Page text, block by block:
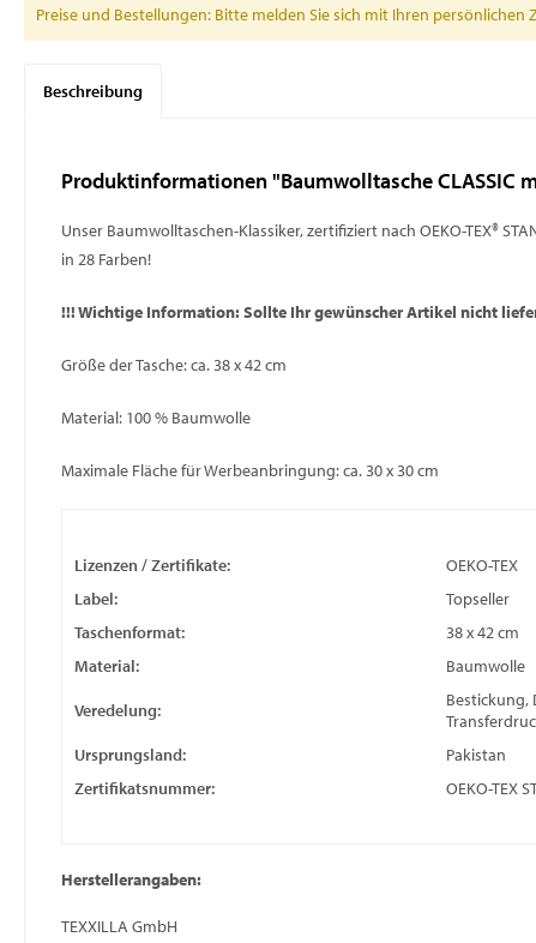
Preise und Bestellungen: Bitte melden Sie sich mit Ihren
Beschreibung
Produktinformationen "Baumwolltasche CLASSIC
Unser Baumwolltaschen-Klassiker, zertifiziert nach OEKO-TEX®
in 28 Farben!
!!! Wichtige Information: Sollte Ihr gewünscher Artikel nicht
Größe der Tasche: ca. 38 x 42 cm
Material: 100 % Baumwolle
Maximale Fläche für Werbeanbringung: ca. 30 x 30 cm
Lizenzen / Zertifikate:
OEKO-TEX
Label:
Topseller
Taschenformat:
38 x 42 cm
Material:
Baumwolle
Veredelung:
Bestickung,
Ursprungsland:
Pakistan
Zertifikatsnummer:
OEKO-TEX
Herstellerangaben:
TEXXILLA GmbH